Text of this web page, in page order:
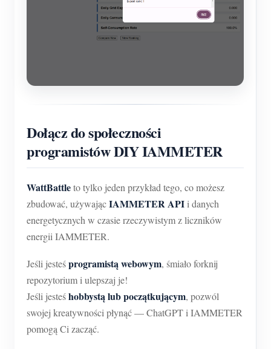
Dołącz do społeczności
programistów DIY IAMMETER
WattBattleto tylko jeden przykład tego, co możesz
zbudować, używającIAMMETER APIi danych
energetycznych w czasie rzeczywistym z liczników
energii IAMMETER.
Jeśli jesteśprogramistą webowym, śmiało forknij
repozytorium i ulepszaj je!
Jeśli jesteśhobbystą lub początkującym, pozwól
swojej kreatywności płynąć — ChatGPT i IAMMETER
pomogą Ci zacząć.